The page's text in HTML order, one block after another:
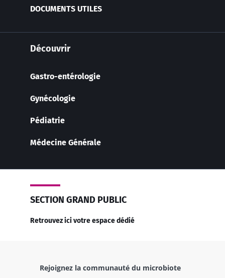
DOCUMENTS UTILES
Découvrir
Gastro-entérologie
Gynécologie
Pédiatrie
Médecine Générale
SECTION GRAND PUBLIC
Retrouvez ici votre espace dédié
Rejoignez la communauté du microbiote